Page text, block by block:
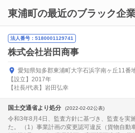
東浦町の最近のブラック企
法人番号：5180001129741
株式会社岩田商事
愛知県知多郡東浦町大字石浜字南ヶ丘11番
【設立】2017年
【社長/代表】岩田弘幸
国土交通省より処分 (2022-02-02公表)
令和3年8月4日、監査方針に基づき、監査を実
た。 （1）事業計画の変更認可違反（貨物自動